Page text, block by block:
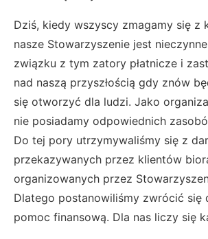
Dziś, kiedy wszyscy zmagamy się z
nasze Stowarzyszenie jest
związku z tym zatory płatnicze i
nad naszą przyszłością gdy znów
się otworzyć dla ludzi. Jako
nie posiadamy odpowiednich
Do tej pory utrzymywaliśmy się z
przekazywanych przez klientów
organizowanych przez
Dlatego postanowiliśmy zwrócić się
pomoc finansową. Dla nas liczy się